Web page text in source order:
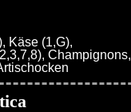
Käse (1,G),
Champignons,